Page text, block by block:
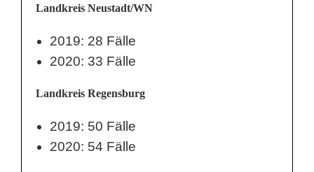
Landkreis Neustadt/WN
2019: 28 Fälle
2020: 33 Fälle
Landkreis Regensburg
2019: 50 Fälle
2020: 54 Fälle